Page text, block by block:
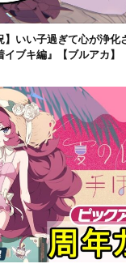
】いい子過ぎて心が浄
ブキ編』【ブルアカ】